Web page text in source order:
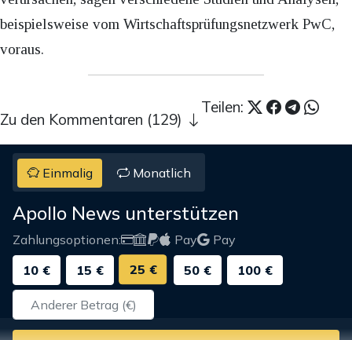
beispielsweise vom Wirtschaftsprüfungsnetzwerk PwC,
voraus.
Teilen:
Zu den Kommentaren (129)
Einmalig Monatlich
Apollo News unterstützen
Zahlungsoptionen: Pay
Pay
10 €
15 € 25 € 50 € 100 €